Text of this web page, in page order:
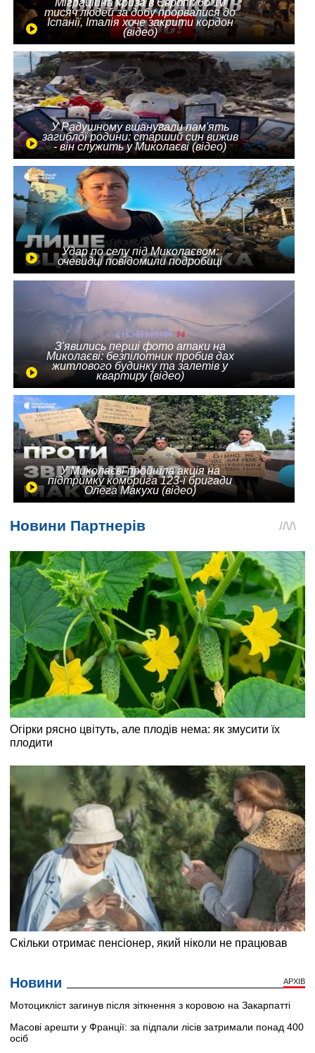
Міграційна криза в Європі: до 10
тисяч людей за добу прорвалися до
Іспанії, Італія хоче закрити кордон
(відео)
У Радушному вшанували пам'ять
загиблої родини: старший син вижив
- він служить у Миколаєві (відео)
Удар по селу під Миколаєвом:
очевидці повідомили подробиці
З'явились перші фото атаки на
Миколаєві: безпілотник пробив дах
житлового будинку та залетів у
квартиру (відео)
У Миколаєві пройшла акція на
підтримку комбрига 123-ї бригади
Олега Макухи (відео)
Новини АРХІВ
Мотоцикліст загинув після зіткнення з коровою на Закарпатті
Масові арешти у Франції: за підпали лісів затримали понад 400
осіб